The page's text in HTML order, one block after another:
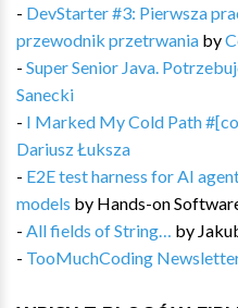
- DevStarter #3: Pierwsza
przewodnik przetrwania by
- Super Senior Java.
Sanecki
- I Marked My Cold Path
Dariusz Łuksza
- E2E test harness for AI
models by Hands-on
- All fields of String… by
- TooMuchCoding